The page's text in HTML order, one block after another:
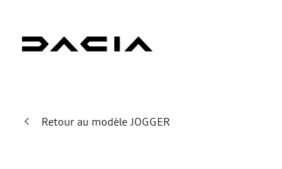
Retour au modèle JOGGER